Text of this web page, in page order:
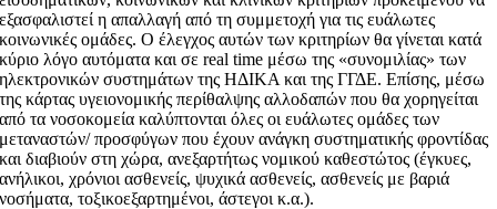
εξασφαλιστεί η απαλλαγή από τη συμμετοχή για τις ευάλωτες
κοινωνικές ομάδες. Ο έλεγχος αυτών των κριτηρίων θα γίνεται κατά
κύριο λόγο αυτόματα και σε real time μέσω της «συνομιλίας» των
ηλεκτρονικών συστημάτων της ΗΔΙΚΑ και της ΓΓΔΕ. Επίσης, μέσω
της κάρτας υγειονομικής περίθαλψης αλλοδαπών που θα χορηγείται
από τα νοσοκομεία καλύπτονται όλες οι ευάλωτες ομάδες των
μεταναστών/ προσφύγων που έχουν ανάγκη συστηματικής φροντίδας
και διαβιούν στη χώρα, ανεξαρτήτως νομικού καθεστώτος (έγκυες,
ανήλικοι, χρόνιοι ασθενείς, ψυχικά ασθενείς, ασθενείς με βαριά
νοσήματα, τοξικοεξαρτημένοι, άστεγοι κ.α.).